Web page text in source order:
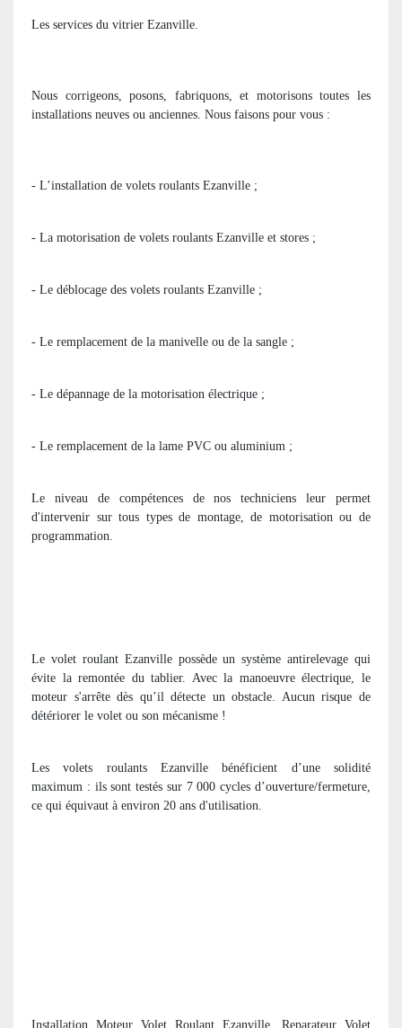
Les services du vitrier Ezanville.
Nous corrigeons, posons, fabriquons, et motorisons toutes les
installations neuves ou anciennes. Nous faisons pour vous :
- L’installation de volets roulants Ezanville ;
- La motorisation de volets roulants Ezanville et stores ;
- Le déblocage des volets roulants Ezanville ;
- Le remplacement de la manivelle ou de la sangle ;
- Le dépannage de la motorisation électrique ;
- Le remplacement de la lame PVC ou aluminium ;
Le niveau de compétences de nos techniciens leur permet
d'intervenir sur tous types de montage, de motorisation ou de
programmation.
Le volet roulant Ezanville possède un système antirelevage qui
évite la remontée du tablier. Avec la manoeuvre électrique, le
moteur s'arrête dès qu’il détecte un obstacle. Aucun risque de
détériorer le volet ou son mécanisme !
Les volets roulants Ezanville bénéficient d’une solidité
maximum : ils sont testés sur 7 000 cycles d’ouverture/fermeture,
ce qui équivaut à environ 20 ans d'utilisation.
Installation Moteur Volet Roulant Ezanville. Reparateur Volet